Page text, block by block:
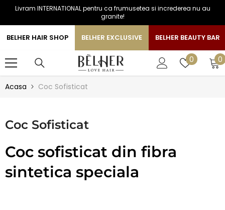
SARI LA CONTINUT
Livram INTERNATIONAL pentru ca frumusetea si increderea nu au
granite!
BELHER HAIR SHOP BELHER EXCLUSIVE BELHER BEAUTY BAR
0 Liste
00
Acasa Coc Sofisticat
Coc Sofisticat
Coc sofisticat din fibra
sintetica speciala